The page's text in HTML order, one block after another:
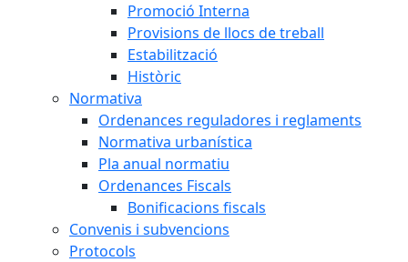
Promoció Interna
Provisions de llocs de treball
Estabilització
Històric
Normativa
Ordenances reguladores i reglaments
Normativa urbanística
Pla anual normatiu
Ordenances Fiscals
Bonificacions fiscals
Convenis i subvencions
Protocols